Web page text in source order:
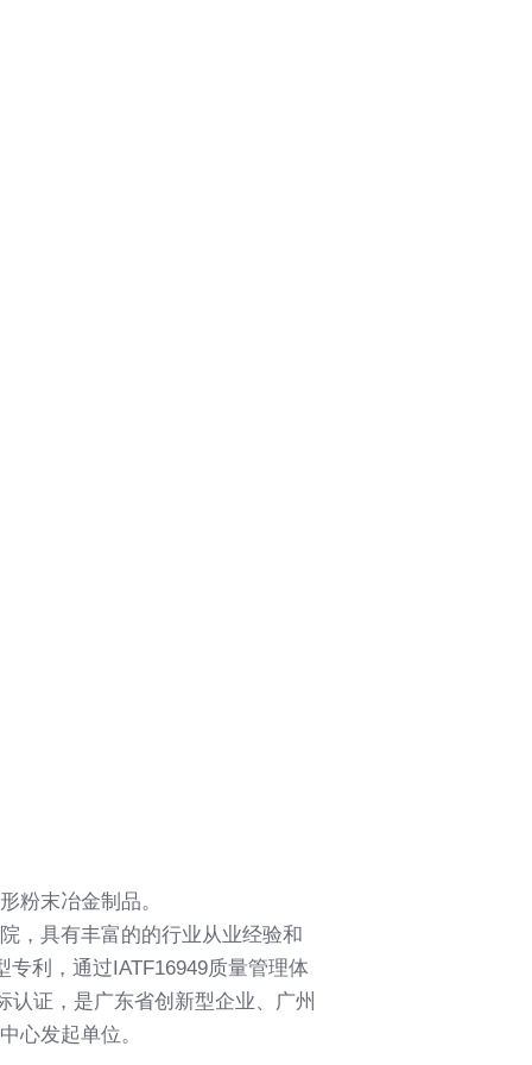
粉末冶金制品。
，具有丰富的的行业从业经验和
利，通过IATF16949质量管理体
认证，是广东省创新型企业、广州
心发起单位。